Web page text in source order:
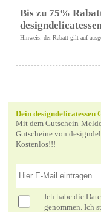
Bis zu 75%
Hinweis: der Rabatt gilt auf
Dein designdelicatessen
Mit dem Gutschein-
Gutscheine von
Kostenlos!!!
Ich habe die
genommen. Ich